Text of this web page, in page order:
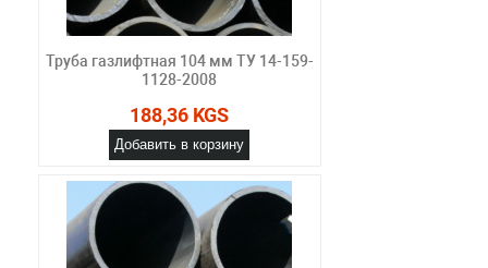
Труба газлифтная 104 мм ТУ 14-159-
1128-2008
188,36 KGS
Добавить в корзину